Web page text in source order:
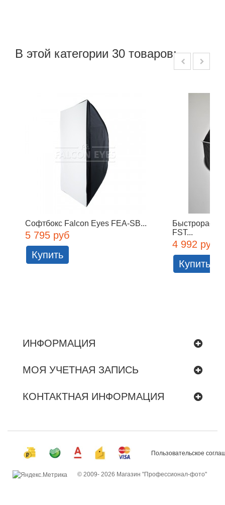
В этой категории 30 товаров:
Софтбокс Falcon Eyes FEA-SB...
5 795 руб
Купить
FST...
4 992 руб
Купить
ИНФОРМАЦИЯ
МОЯ УЧЕТНАЯ ЗАПИСЬ
КОНТАКТНАЯ ИНФОРМАЦИЯ
Пользовательское
© 2009- 2026 Магазин "Профессионал-фото"